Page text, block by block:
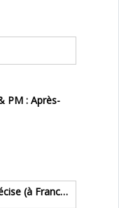
PM : Après-
(à Francheville